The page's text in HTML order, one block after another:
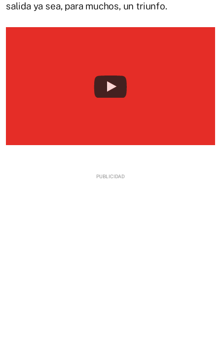
salida ya sea, para muchos, un triunfo.